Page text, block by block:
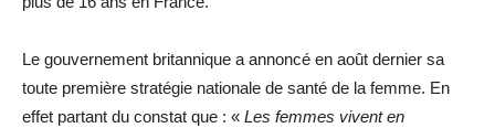
Le gouvernement britannique a annoncé en août dernier sa
toute première stratégie nationale de santé de la femme. En
effet partant du constat que : « Les femmes vivent en